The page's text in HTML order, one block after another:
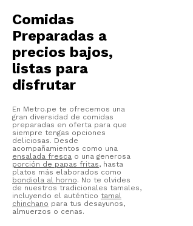
Comidas
Preparadas a
precios bajos,
listas para
disfrutar
En Metro.pe te ofrecemos una
gran diversidad de comidas
preparadas en oferta para que
siempre tengas opciones
deliciosas. Desde
acompañamientos como una
ensalada fresca o una generosa
porción de papas fritas, hasta
platos más elaborados como
bondiola al horno. No te olvides
de nuestros tradicionales tamales,
incluyendo el auténtico tamal
chinchano para tus desayunos,
almuerzos o cenas.